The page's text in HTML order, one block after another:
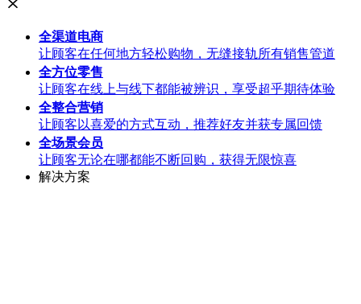
全渠道电商
让顾客在任何地方轻松购物，无缝接轨所有销售管道
全方位零售
让顾客在线上与线下都能被辨识，享受超乎期待体验
全整合营销
让顾客以喜爱的方式互动，推荐好友并获专属回馈
全场景会员
让顾客无论在哪都能不断回购，获得无限惊喜
解决方案